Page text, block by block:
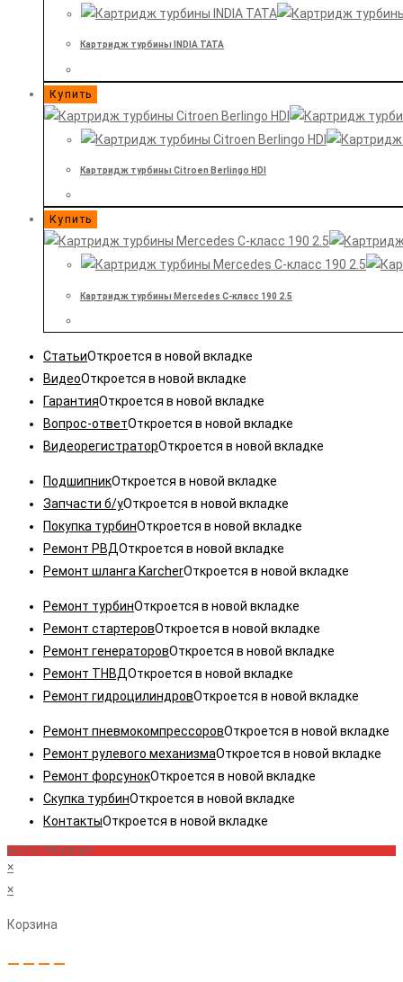
Картридж турбины INDIA TATA
Купить
Картридж турбины Citroen Berlingo HDI
Купить
Картридж турбины Mercedes C-класс 190 2.5
СтатьиОткроется в новой вкладке
ВидеоОткроется в новой вкладке
ГарантияОткроется в новой вкладке
Вопрос-ответОткроется в новой вкладке
ВидеорегистраторОткроется в новой вкладке
ПодшипникОткроется в новой вкладке
Запчасти б/уОткроется в новой вкладке
Покупка турбинОткроется в новой вкладке
Ремонт РВДОткроется в новой вкладке
Ремонт шланга KarcherОткроется в новой вкладке
Ремонт турбинОткроется в новой вкладке
Ремонт стартеровОткроется в новой вкладке
Ремонт генераторовОткроется в новой вкладке
Ремонт ТНВДОткроется в новой вкладке
Ремонт гидроцилиндровОткроется в новой вкладке
Ремонт пневмокомпрессоровОткроется в новой вкладке
Ремонт рулевого механизмаОткроется в новой вкладке
Ремонт форсунокОткроется в новой вкладке
Скупка турбинОткроется в новой вкладке
КонтактыОткроется в новой вкладке
AUTO-TRUCK.BY
×
×
Корзина